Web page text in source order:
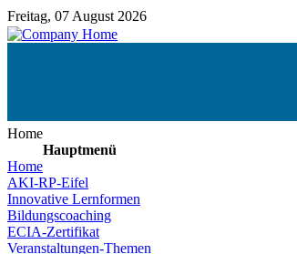
Freitag, 07 August 2026
Home
Hauptmenü
Home
AKI-RP-Eifel
Innovative Lernformen
Bildungscoaching
ECIA-Zertifikat
Veranstaltungen-Themen